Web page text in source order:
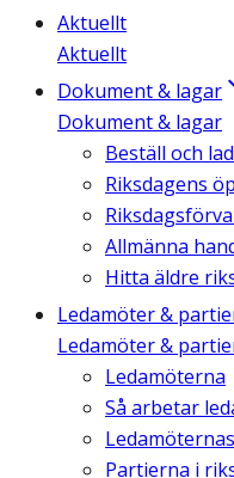
Aktuellt
Aktuellt
Dokument & lagar
Dokument & lagar
Beställ och
Riksdagens
Allmänna
Hitta äldre
Ledamöter &
Ledamöter &
Ledamöterna
Så arbetar
Partierna i